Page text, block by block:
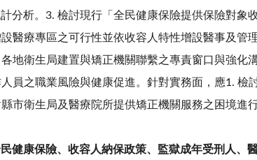
分析。3. 檢討現行「全民健康保險提供保險對象
醫療專區之可行性並依收容人特性增設醫事及管
地衛生局建置與矯正機關聯繫之專責窗口與強化
員之職業風險與健康促進。針對實務面，應1. 檢
市衛生局及醫療院所提供矯正機關服務之困境進行
健康保險、收容人納保政策、監獄成年受刑人、